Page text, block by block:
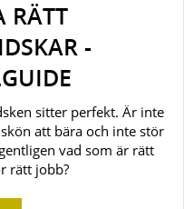
RÄTT
-
sitter perfekt. Är inte
att bära och inte stör
vad som är rätt
rätt jobb?